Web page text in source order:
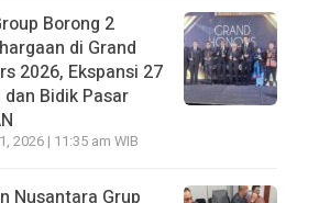
yang lalu
Borong 2
di Grand
2026, Ekspansi 27
Bidik Pasar
2026 | 11:35 am WIB
Nusantara Grup